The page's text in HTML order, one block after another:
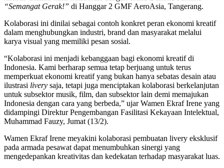
“Semangat Gerak!” di Hanggar 2 GMF AeroAsia, Tangerang.
Kolaborasi ini dinilai sebagai contoh konkret peran ekonomi kreatif
dalam menghubungkan industri, brand dan masyarakat melalui
karya visual yang memiliki pesan sosial.
“Kolaborasi ini menjadi kebanggaan bagi ekonomi kreatif di
Indonesia. Kami berharap semua tetap berjuang untuk terus
memperkuat ekonomi kreatif yang bukan hanya sebatas desain atau
ilustrasi livery saja, tetapi juga menciptakan kolaborasi berkelanjutan
untuk subsektor musik, film, dan subsektor lain demi memajukan
Indonesia dengan cara yang berbeda,” ujar Wamen Ekraf Irene yang
didampingi Direktur Pengembangan Fasilitasi Kekayaan Intelektual,
Muhammad Fauzy, Jumat (13/2).
Wamen Ekraf Irene meyakini kolaborasi pembuatan livery eksklusif
pada armada pesawat dapat menumbuhkan sinergi yang
mengedepankan kreativitas dan kedekatan terhadap masyarakat luas.